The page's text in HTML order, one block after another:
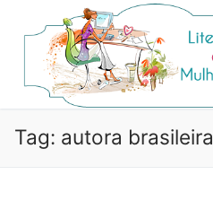
para
conteúdo
Pesquisar por:
Tag: autora brasileira